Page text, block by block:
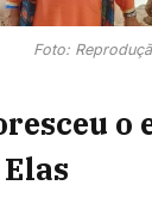
Foto:
o
Elas